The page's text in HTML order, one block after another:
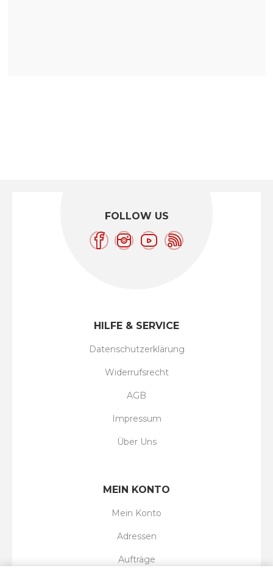
FOLLOW US
HILFE & SERVICE
Datenschutzerklärung
Widerrufsrecht
AGB
Impressum
Über Uns
MEIN KONTO
Mein Konto
Adressen
Aufträge